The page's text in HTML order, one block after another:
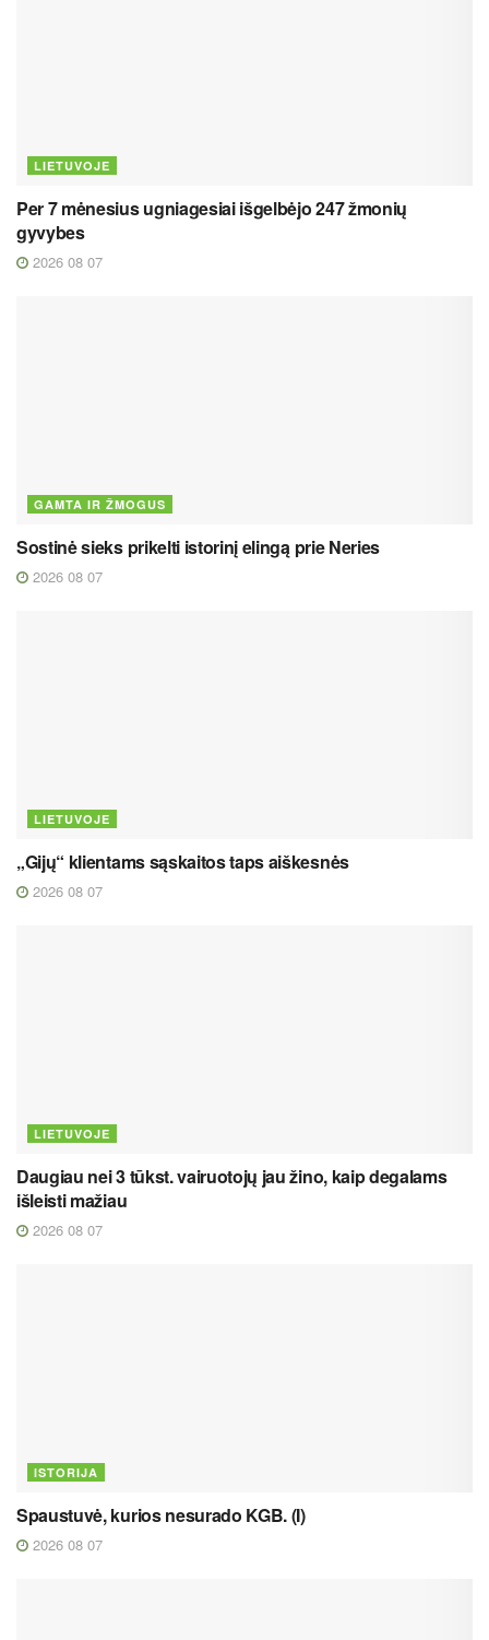
LIETUVOJE
Per 7 mėnesius ugniagesiai išgelbėjo 247 žmonių
gyvybes
2026 08 07
GAMTA IR ŽMOGUS
Sostinė sieks prikelti istorinį elingą prie Neries
2026 08 07
LIETUVOJE
„Gijų“ klientams sąskaitos taps aiškesnės
2026 08 07
LIETUVOJE
Daugiau nei 3 tūkst. vairuotojų jau žino, kaip degalams
išleisti mažiau
2026 08 07
ISTORIJA
Spaustuvė, kurios nesurado KGB. (I)
2026 08 07